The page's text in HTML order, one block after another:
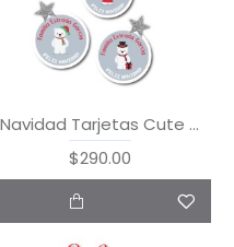
Navidad Tarjetas Cute Bear
$290.00